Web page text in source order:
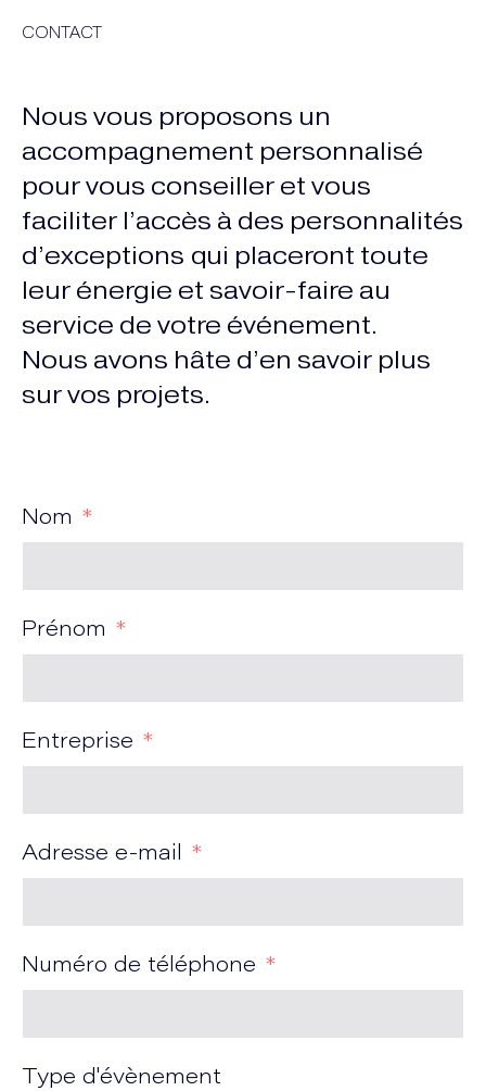
CONTACT
Nous vous proposons un
accompagnement personnalisé
pour vous conseiller et vous
faciliter l’accès à des personnalités
d’exceptions qui placeront toute
leur énergie et savoir-faire au
service de votre événement.
Nous avons hâte d’en savoir plus
sur vos projets.
Nom
Prénom
Entreprise
Adresse e-mail
Numéro de téléphone
Type d'évènement